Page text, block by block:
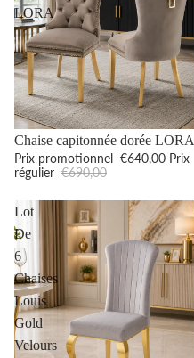
LORA
Promotion
Chaise capitonnée dorée LORA
Prix promotionnel €640,00 Prix
régulier €690,00
Lot
De
6
Chaises
Louis
Gold
Velours